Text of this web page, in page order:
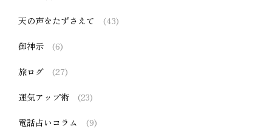
天の声をたずさえて (43)
御神示 (6)
旅ログ (27)
運気アップ術 (23)
電話占いコラム (9)